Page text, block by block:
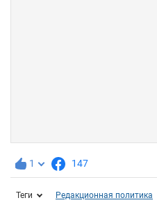
1 147
Теги Редакционная политика